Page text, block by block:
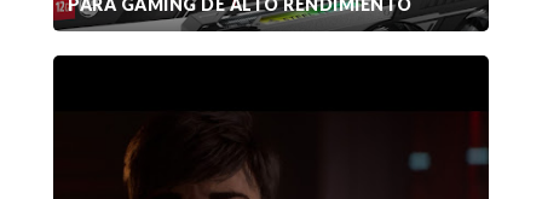
PARA GAMING DE ALTO RENDIMIENTO